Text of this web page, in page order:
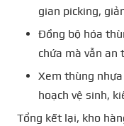
gian picking,
Đồng bộ hóa
chứa mà vẫn an
Xem thùng
hoạch vệ sinh,
Tổng kết lại, kho